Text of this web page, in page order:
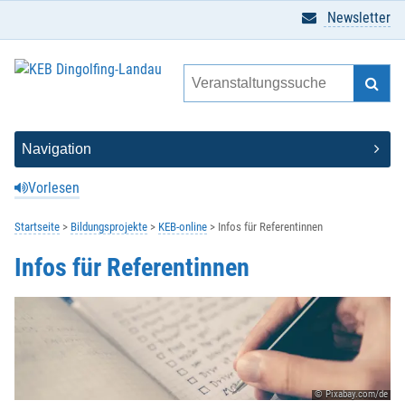
Vorlesen
Newsletter
Startseite Bildungsprojekte KEB-online Infos für Referentinnen
Infos für Referentinnen
© Pixabay.com/de